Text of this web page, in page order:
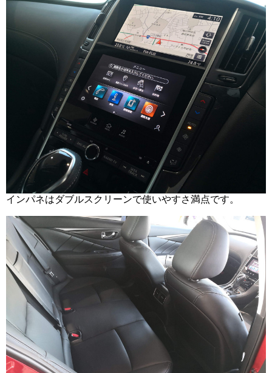
インパネはダブルスクリーンで使いやすさ満点です。